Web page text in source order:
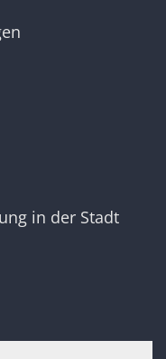
in der Stadt